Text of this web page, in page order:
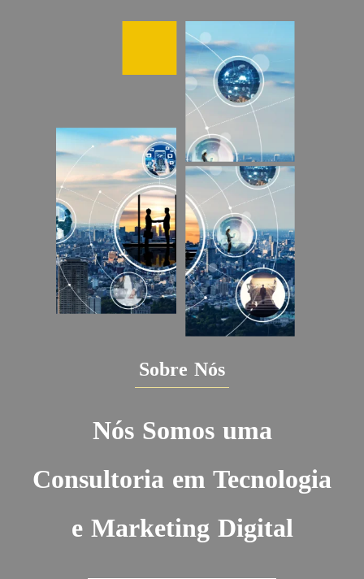
Sobre Nós
Nós Somos uma
Consultoria em Tecnologia
e Marketing Digital